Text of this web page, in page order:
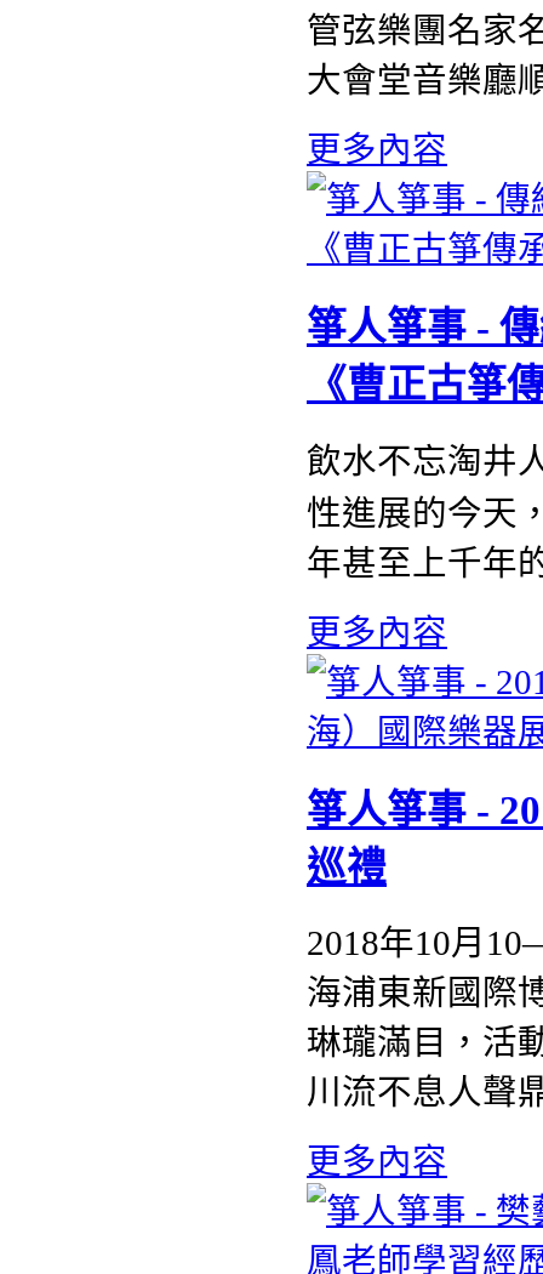
管弦樂團名家
大會堂音樂廳
更多內容
箏人箏事 -
《曹正古箏
飲水不忘淘井
性進展的今天
年甚至上千年
更多內容
箏人箏事 -
巡禮
2018年10月
海浦東新國際
琳瓏滿目，活
川流不息人聲
更多內容